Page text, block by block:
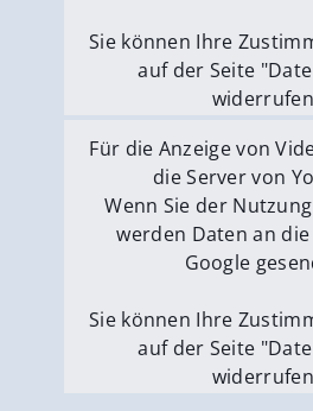
Sie können Ihre
auf der Seite
Externe Medien
Für die Anzeige von
die Server von
Wenn Sie der
werden Daten an
Google
Sie können Ihre
auf der Seite